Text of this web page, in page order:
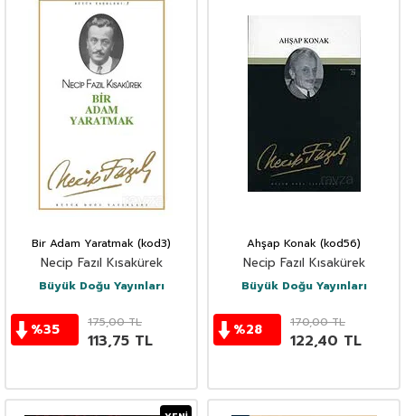
Bir Adam Yaratmak (kod3)
Necip Fazıl Kısakürek
Büyük Doğu Yayınları
%35 175,00TL
113,75 TL
Ahşap Konak (kod56)
Necip Fazıl Kısakürek
Büyük Doğu Yayınları
%28 170,00TL
122,40 TL